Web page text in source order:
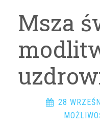
Msza
28